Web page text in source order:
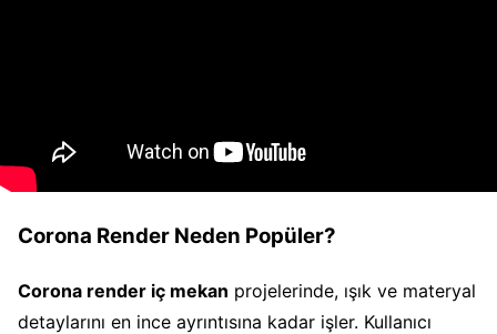
Corona Render Neden Popüler?
Corona render iç mekan projelerinde, ışık ve materyal
detaylarını en ince ayrıntısına kadar işler. Kullanıcı